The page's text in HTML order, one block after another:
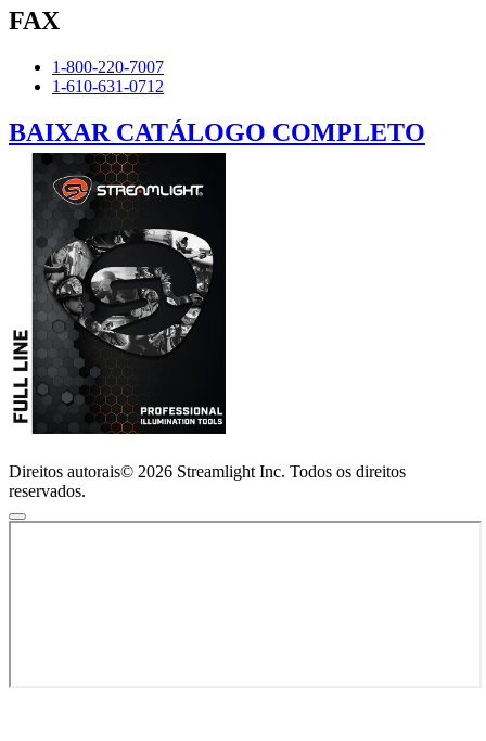
FAX
1-800-220-7007
1-610-631-0712
BAIXAR CATÁLOGO COMPLETO
Direitos autorais© 2026 Streamlight Inc. Todos os direitos
reservados.